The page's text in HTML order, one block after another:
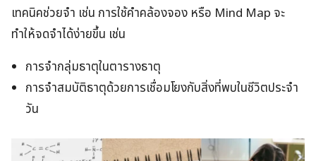
เทคนิคช่วยจำ เช่น การใช้คำคล้องจอง หรือ Mind Map จะ
ทำให้จดจำได้ง่ายขึ้น เช่น
การจำกลุ่มธาตุในตารางธาตุ
การจำสมบัติธาตุด้วยการเชื่อมโยงกับสิ่งที่พบในชีวิตประจำ
วัน